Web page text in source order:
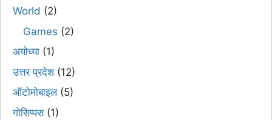
World (2)
Games (2)
अयोध्या (1)
उत्तर प्रदेश(12)
ऑटोमोबाइल(5)
गोसिप्पस(1)